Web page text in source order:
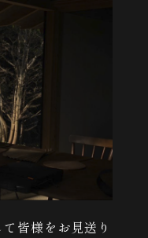
皆様をお見送り